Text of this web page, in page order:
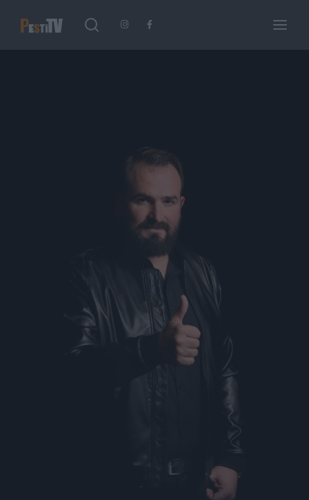
SIGN IN
Remember Me
Lost Your Password?
our terms and